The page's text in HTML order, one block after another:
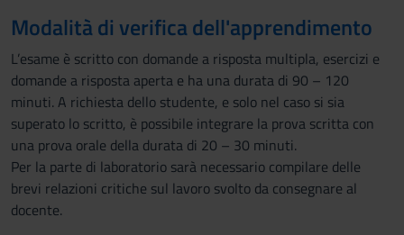
Modalità di verifica dell'apprendimento
L’esame è scritto con domande a risposta multipla, esercizi e
domande a risposta aperta e ha una durata di 90 – 120
minuti. A richiesta dello studente, e solo nel caso si sia
superato lo scritto, è possibile integrare la prova scritta con
una prova orale della durata di 20 – 30 minuti.
Per la parte di laboratorio sarà necessario compilare delle
brevi relazioni critiche sul lavoro svolto da consegnare al
docente.